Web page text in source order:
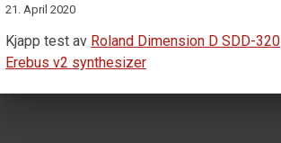
21. April 2020
Kjapp test av Roland Dimension D SDD-320
Erebus v2 synthesizer